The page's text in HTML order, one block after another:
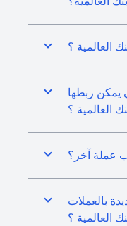
العالمية ؟
يمكن ربطها
العالمية ؟
عملة آخر؟
بالعملات
العالمية ؟